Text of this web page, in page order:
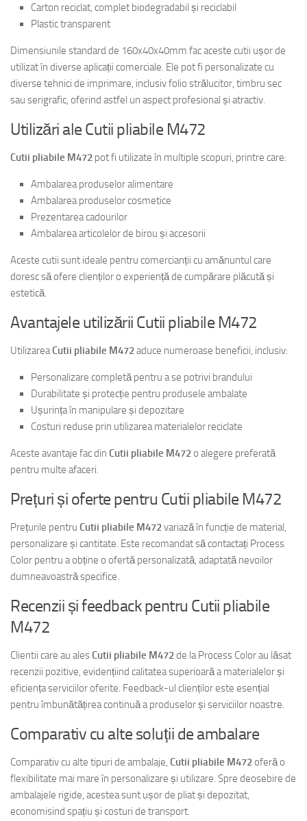
Carton reciclat, complet biodegradabil și reciclabil
Plastic transparent
Dimensiunile standard de 160x40x40mm fac aceste cutii ușor de
utilizat în diverse aplicații comerciale. Ele pot fi personalizate cu
diverse tehnici de imprimare, inclusiv folio strălucitor, timbru sec
sau serigrafic, oferind astfel un aspect profesional și atractiv.
Utilizări ale Cutii pliabile M472
Cutii pliabile M472 pot fi utilizate în multiple scopuri, printre care:
Ambalarea produselor alimentare
Ambalarea produselor cosmetice
Prezentarea cadourilor
Ambalarea articolelor de birou și accesorii
Aceste cutii sunt ideale pentru comercianții cu amănuntul care
doresc să ofere clienților o experiență de cumpărare plăcută și
estetică.
Avantajele utilizării Cutii pliabile M472
UtilizareaCutii pliabile M472aduce numeroase beneficii, inclusiv:
Personalizare completă pentru a se potrivi brandului
Durabilitate și protecție pentru produsele ambalate
Ușurința în manipulare și depozitare
Costuri reduse prin utilizarea materialelor reciclate
Aceste avantaje fac din Cutii pliabile M472o alegere preferată
pentru multe afaceri.
Prețuri și oferte pentru Cutii pliabile M472
Prețurile pentru Cutii pliabile M472variază în funcție de material,
personalizare și cantitate. Este recomandat să contactați Process
Color pentru a obține o ofertă personalizată, adaptată nevoilor
dumneavoastră specifice.
Recenzii și feedback pentru Cutii pliabile
M472
Clientii care au alesCutii pliabile M472de la Process Color au lăsat
recenzii pozitive, evidențiind calitatea superioară a materialelor și
eficiența serviciilor oferite. Feedback-ul clienților este esențial
pentru îmbunătățirea continuă a produselor și serviciilor noastre.
Comparativ cu alte soluții de ambalare
Comparativ cu alte tipuri de ambalaje, Cutii pliabile M472oferă o
flexibilitate mai mare în personalizare și utilizare. Spre deosebire de
ambalajele rigide, acestea sunt ușor de pliat și depozitat,
economisind spațiu și costuri de transport.